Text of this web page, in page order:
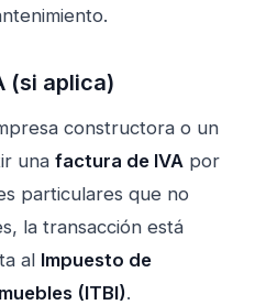
(si aplica)
constructora o un
una factura de IVA por
particulares que no
la transacción está
al Impuesto de
(ITBI).